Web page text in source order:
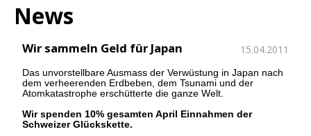
News
Wir sammeln Geld für Japan 15.04.2011
Das unvorstellbare Ausmass der Verwüstung in Japan nach
dem verheerenden Erdbeben, dem Tsunami und der
Atomkatastrophe erschütterte die ganze Welt.
Wir spenden 10% gesamten April Einnahmen der
Schweizer Glückskette.